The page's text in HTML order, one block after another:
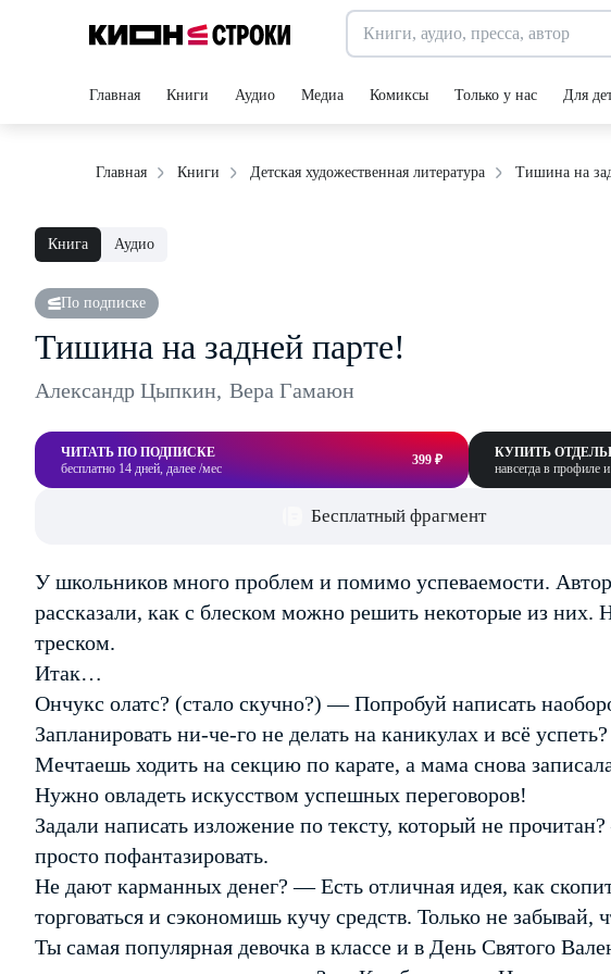
Главная Книги Аудио Медиа Комиксы Только у нас Для
Главная Книги Детская художественная литература Тишина на
Книга Аудио
По подписке
Тишина на задней парте!
Александр Цыпкин, Вера Гамаюн
ЧИТАТЬ ПО ПОДПИСКЕ
бесплатно 14 дней, далее /мес
399 ₽
КУПИТЬ
навсегда в профиле
Бесплатный фрагмент
У школьников много проблем и помимо успеваемости.
рассказали, как с блеском можно решить некоторые из них.
треском.
Итак…
Ончукс олатс? (стало скучно?) — Попробуй написать
Запланировать ни-че-го не делать на каникулах и всё
Мечтаешь ходить на секцию по карате, а мама снова
Нужно овладеть искусством успешных переговоров!
Задали написать изложение по тексту, который не
просто пофантазировать.
Не дают карманных денег? — Есть отличная идея, как
торговаться и сэкономишь кучу средств. Только не забывай,
Ты самая популярная девочка в классе и в День Святого